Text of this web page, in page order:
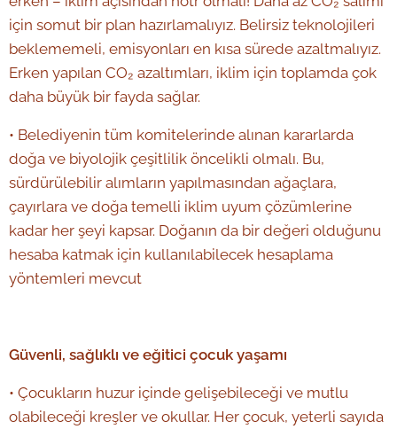
için somut bir plan hazırlamalıyız. Belirsiz teknolojileri
beklememeli, emisyonları en kısa sürede azaltmalıyız.
Erken yapılan CO₂ azaltımları, iklim için toplamda çok
daha büyük bir fayda sağlar.
• Belediyenin tüm komitelerinde alınan kararlarda
doğa ve biyolojik çeşitlilik öncelikli olmalı. Bu,
sürdürülebilir alımların yapılmasından ağaçlara,
çayırlara ve doğa temelli iklim uyum çözümlerine
kadar her şeyi kapsar. Doğanın da bir değeri olduğunu
hesaba katmak için kullanılabilecek hesaplama
yöntemleri mevcut
Güvenli, sağlıklı ve eğitici çocuk yaşamı
• Çocukların huzur içinde gelişebileceği ve mutlu
olabileceği kreşler ve okullar. Her çocuk, yeterli sayıda